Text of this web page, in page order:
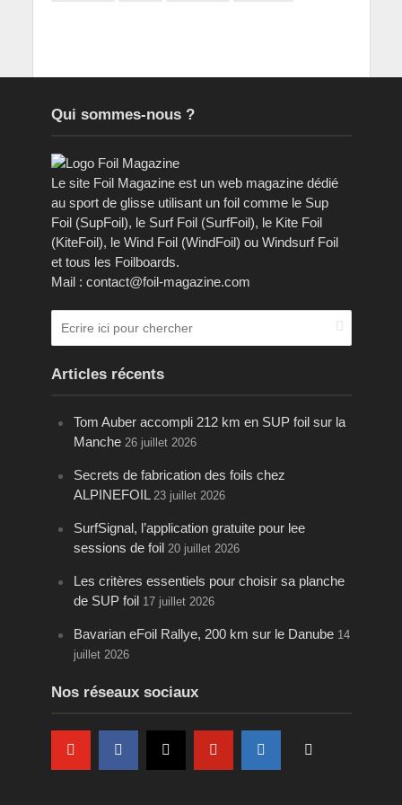
Qui sommes-nous ?
Le site Foil Magazine est un web magazine dédié
au sport de glisse utilisant un foil comme le Sup
Foil (SupFoil), le Surf Foil (SurfFoil), le Kite Foil
(KiteFoil), le Wind Foil (WindFoil) ou Windsurf Foil
et tous les Foilboards.
Mail : contact@foil-magazine.com
Articles récents
Tom Auber accompli 212 km en SUP foil sur la
Manche 26 juillet 2026
Secrets de fabrication des foils chez
ALPINEFOIL 23 juillet 2026
SurfSignal, l’application gratuite pour lee
sessions de foil 20 juillet 2026
Les critères essentiels pour choisir sa planche
de SUP foil 17 juillet 2026
Bavarian eFoil Rallye, 200 km sur le Danube 14
juillet 2026
Nos réseaux sociaux